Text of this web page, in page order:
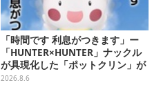
「時間です 利息がつきます」ー
「HUNTER×HUNTER」ナックル
が具現化した「ポットクリン」が
貯金箱としてプライズ展開
2026.8.6